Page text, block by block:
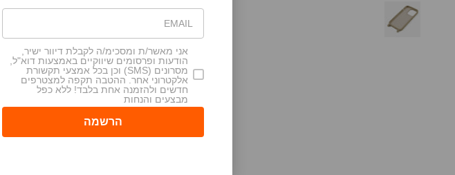
אני מאשר/ת ומסכימ/ה לקבלת דיוור ישיר,
הודעות ופרסומים שיווקיים באמצעות דוא"ל,
מסרונים (SMS) וכן בכל אמצעי תקשורת
אלקטרוני אחר. ההטבה תקפה למצטרפים
חדשים ולהזמנה אחת בלבד! ללא כפל
מבצעים והנחות